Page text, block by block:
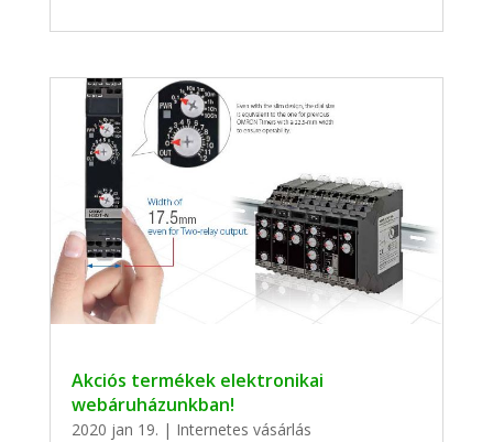
Akciós termékek elektronikai
webáruházunkban!
2020 jan 19. | Internetes vásárlás